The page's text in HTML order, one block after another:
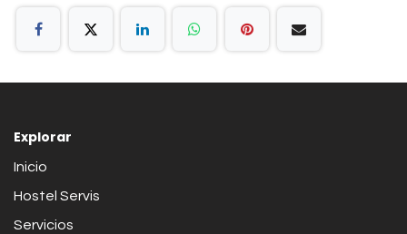
Explorar
Inicio
Hostel Servis
Servicios